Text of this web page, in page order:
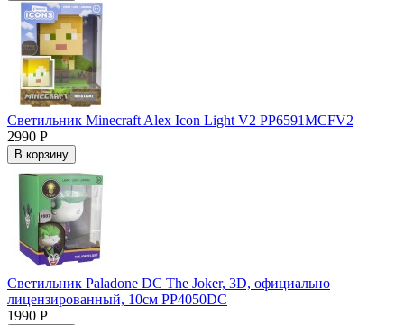
Светильник Minecraft Alex Icon Light V2 PP6591MCFV2
2990 Р
В корзину
Светильник Paladone DC The Joker, 3D, официально
лицензированный, 10см PP4050DC
1990 Р